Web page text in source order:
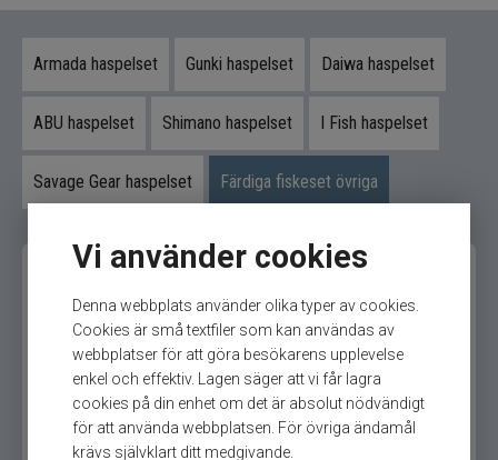
Vi använder cookies
Denna webbplats använder olika typer av cookies.
Cookies är små textfiler som kan användas av
webbplatser för att göra besökarens upplevelse
enkel och effektiv. Lagen säger att vi får lagra
cookies på din enhet om det är absolut nödvändigt
för att använda webbplatsen. För övriga ändamål
krävs självklart ditt medgivande.
Kläder
Trolling
Specimenfiske
Varumärken
Armada haspelset Gunki haspelset Daiwa haspelset
ABU haspelset Shimano haspelset I Fish haspelset
Savage Gear haspelset Färdiga fiskeset övriga
Bite of Bleak - A5 Silver
Edition Med Daiwa Fuego
13 Fishing Defy Black 7´M
10-30gr Ceymar 2500A
0,1